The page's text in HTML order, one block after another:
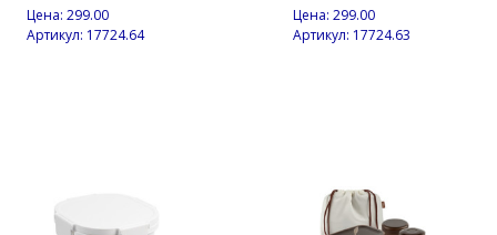
Цена: 299.00
Артикул: 17724.64
Цена: 299.00
Артикул: 17724.63